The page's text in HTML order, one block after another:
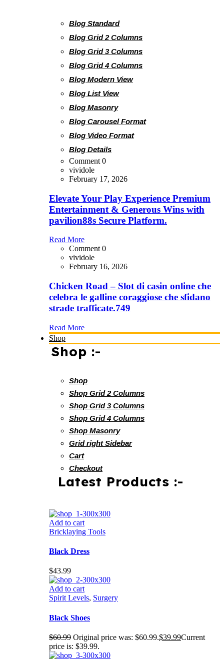
Blog Standard
Blog Grid 2 Columns
Blog Grid 3 Columns
Blog Grid 4 Columns
Blog Modern View
Blog List View
Blog Masonry
Blog Carousel Format
Blog Video Format
Blog Details
Comment 0
vividole
February 17, 2026
Elevate Your Play Experience Premium
Entertainment & Generous Wins with
pavilion88s Secure Platform.
Read More
Comment 0
vividole
February 16, 2026
Chicken Road – Slot di casin online che
celebra le galline coraggiose che sfidano
strade trafficate.749
Read More
Shop
Shop :-
Shop
Shop Grid 2 Columns
Shop Grid 3 Columns
Shop Grid 4 Columns
Shop Masonry
Grid right Sidebar
Cart
Checkout
Latest Products :-
Add to cart
Bricklaying Tools
Black Dress
$43.99
Add to cart
Spirit Levels, Surgery
Black Shoes
$60.99 Original price was: $60.99.$39.99Current
price is: $39.99.